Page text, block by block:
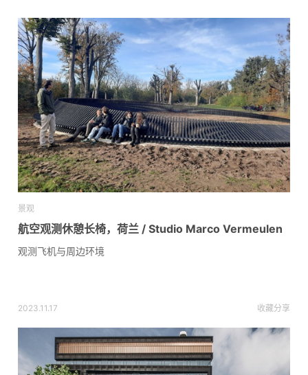
景观
航空观测休憩长椅，荷兰 / Studio Marco Vermeulen
观测飞机与周边环境
2023.11.17 收藏分享